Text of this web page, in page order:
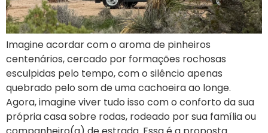
Imagine acordar com o aroma de pinheiros
centenários, cercado por formações rochosas
esculpidas pelo tempo, com o silêncio apenas
quebrado pelo som de uma cachoeira ao longe.
Agora, imagine viver tudo isso com o conforto da sua
própria casa sobre rodas, rodeado por sua família ou